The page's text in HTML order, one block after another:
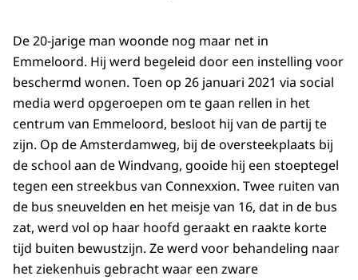
De 20-jarige man woonde nog maar net in
Emmeloord. Hij werd begeleid door een instelling voor
beschermd wonen. Toen op 26 januari 2021 via social
media werd opgeroepen om te gaan rellen in het
centrum van Emmeloord, besloot hij van de partij te
zijn. Op de Amsterdamweg, bij de oversteekplaats bij
de school aan de Windvang, gooide hij een stoeptegel
tegen een streekbus van Connexxion. Twee ruiten van
de bus sneuvelden en het meisje van 16, dat in de bus
zat, werd vol op haar hoofd geraakt en raakte korte
tijd buiten bewustzijn. Ze werd voor behandeling naar
het ziekenhuis gebracht waar een zware